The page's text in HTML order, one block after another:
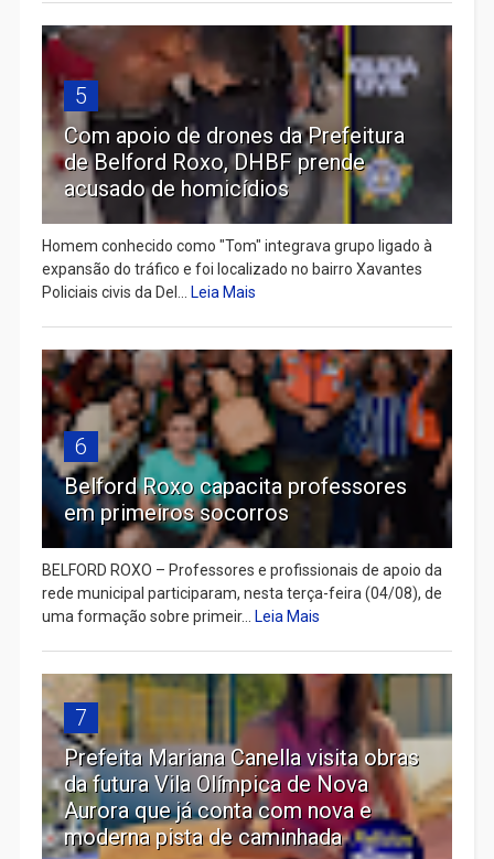
5
Com apoio de drones da Prefeitura
de Belford Roxo, DHBF prende
acusado de homicídios
Homem conhecido como "Tom" integrava grupo ligado à
expansão do tráfico e foi localizado no bairro Xavantes
Policiais civis da Del... Leia Mais
6
Belford Roxo capacita professores
em primeiros socorros
BELFORD ROXO – Professores e profissionais de apoio da
rede municipal participaram, nesta terça-feira (04/08), de
uma formação sobre primeir... Leia Mais
7
Prefeita Mariana Canella visita obras
da futura Vila Olímpica de Nova
Aurora que já conta com nova e
moderna pista de caminhada